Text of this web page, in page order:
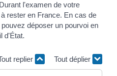
l'examen de votre
rester en France. En cas de
déposer un pourvoi en
d'État.
replier Tout déplier